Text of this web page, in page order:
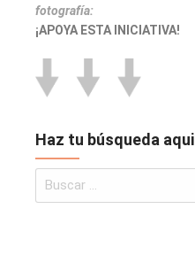
fotografía:
¡APOYA ESTA INICIATIVA!
Haz tu búsqueda aqui